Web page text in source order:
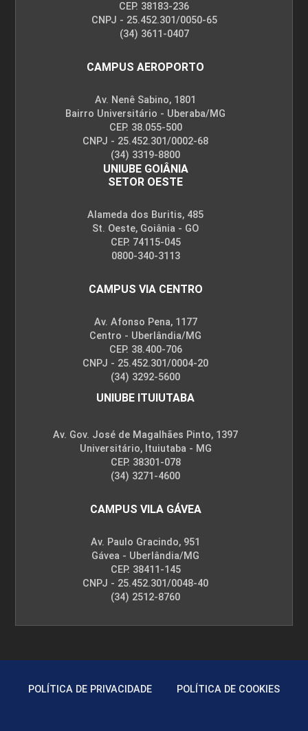
ENCONTRO ACADÊMICO/AVALIAÇÃO
6
ENCONTRO ACADÊMICO/AVALIAÇÃO
6
6
ENCONTRO ACADÊMICO/AVALIAÇÃO
ENCONTRO ACADÊMICO/AVALIAÇÃO
CEP. 38183-236
CNPJ - 25.452.301/0050-65
(34) 3611-0407
CAMPUS AEROPORTO
Av. Nenê Sabino, 1801
Bairro Universitário - Uberaba/MG
CEP. 38.055-500
CNPJ - 25.452.301/0002-68
(34) 3319-8800
UNIUBE GOIÂNIA
SETOR OESTE
Alameda dos Buritis, 485
St. Oeste, Goiânia - GO
CEP. 74115-045
0800-340-3113
CAMPUS VIA CENTRO
Av. Afonso Pena, 1177
Centro - Uberlândia/MG
CEP. 38.400-706
CNPJ - 25.452.301/0004-20
(34) 3292-5600
UNIUBE ITUIUTABA
Av. Gov. José de Magalhães Pinto, 1397
Universitário, Ituiutaba - MG
CEP. 38301-078
(34) 3271-4600
CAMPUS VILA GÁVEA
Av. Paulo Gracindo, 951
Gávea - Uberlândia/MG
CEP. 38411-145
CNPJ - 25.452.301/0048-40
(34) 2512-8760
POLÍTICA DE PRIVACIDADE POLÍTICA DE COOKIES